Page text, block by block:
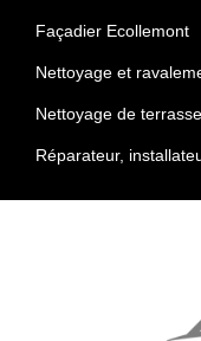
Façadier Ecollemont
Nettoyage et
Nettoyage de
Réparateur,